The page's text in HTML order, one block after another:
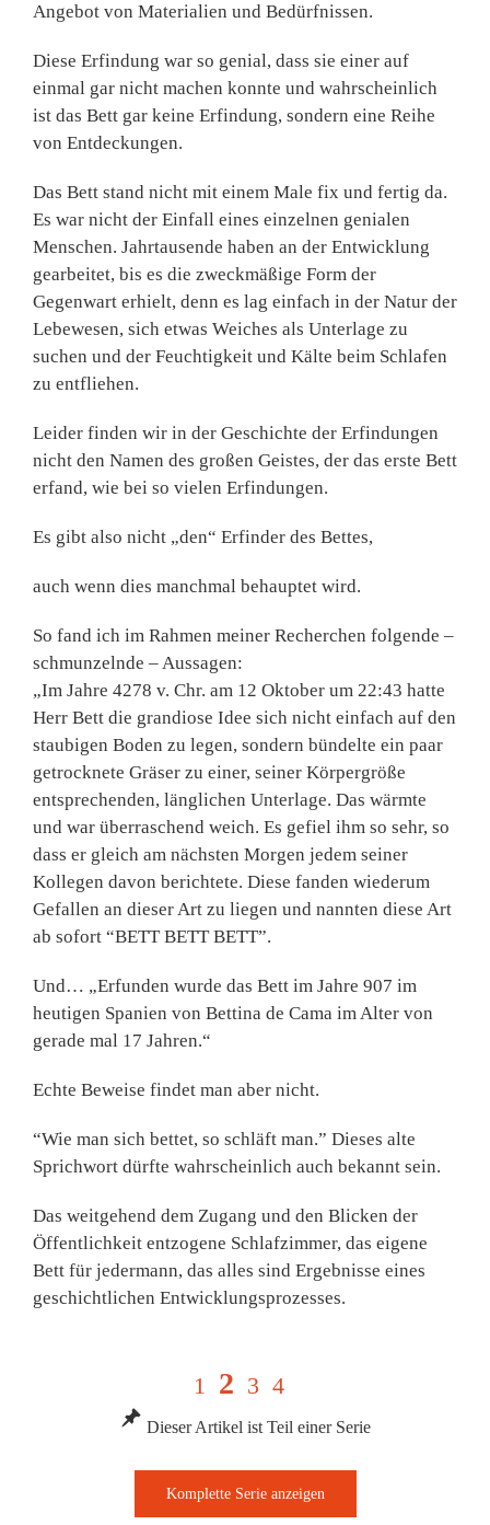
Angebot von Materialien und Bedürfnissen.
Diese Erfindung war so genial, dass sie einer auf
einmal gar nicht machen konnte und wahrscheinlich
ist das Bett gar keine Erfindung, sondern eine Reihe
von Entdeckungen.
Das Bett stand nicht mit einem Male fix und fertig da.
Es war nicht der Einfall eines einzelnen genialen
Menschen. Jahrtausende haben an der Entwicklung
gearbeitet, bis es die zweckmäßige Form der
Gegenwart erhielt, denn es lag einfach in der Natur der
Lebewesen, sich etwas Weiches als Unterlage zu
suchen und der Feuchtigkeit und Kälte beim Schlafen
zu entfliehen.
Leider finden wir in der Geschichte der Erfindungen
nicht den Namen des großen Geistes, der das erste Bett
erfand, wie bei so vielen Erfindungen.
Es gibt also nicht „den“ Erfinder des Bettes,
auch wenn dies manchmal behauptet wird.
So fand ich im Rahmen meiner Recherchen folgende –
schmunzelnde – Aussagen:
„Im Jahre 4278 v. Chr. am 12 Oktober um 22:43 hatte
Herr Bett die grandiose Idee sich nicht einfach auf den
staubigen Boden zu legen, sondern bündelte ein paar
getrocknete Gräser zu einer, seiner Körpergröße
entsprechenden, länglichen Unterlage. Das wärmte
und war überraschend weich. Es gefiel ihm so sehr, so
dass er gleich am nächsten Morgen jedem seiner
Kollegen davon berichtete. Diese fanden wiederum
Gefallen an dieser Art zu liegen und nannten diese Art
ab sofort “BETT BETT BETT”.
Und… „Erfunden wurde das Bett im Jahre 907 im
heutigen Spanien von Bettina de Cama im Alter von
gerade mal 17 Jahren.“
Echte Beweise findet man aber nicht.
“Wie man sich bettet, so schläft man.” Dieses alte
Sprichwort dürfte wahrscheinlich auch bekannt sein.
Das weitgehend dem Zugang und den Blicken der
Öffentlichkeit entzogene Schlafzimmer, das eigene
Bett für jedermann, das alles sind Ergebnisse eines
geschichtlichen Entwicklungs­prozesses.
1 2 3 4
Dieser Artikel ist Teil einer Serie